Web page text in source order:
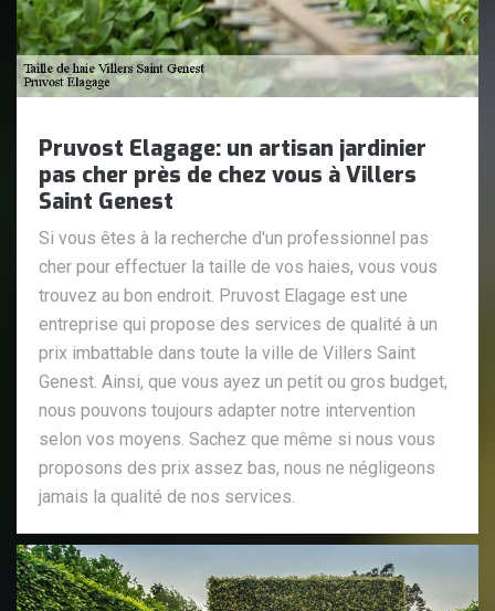
Pruvost Elagage: un artisan jardinier
pas cher près de chez vous à Villers
Saint Genest
Si vous êtes à la recherche d'un professionnel pas
cher pour effectuer la taille de vos haies, vous vous
trouvez au bon endroit. Pruvost Elagage est une
entreprise qui propose des services de qualité à un
prix imbattable dans toute la ville de Villers Saint
Genest. Ainsi, que vous ayez un petit ou gros budget,
nous pouvons toujours adapter notre intervention
selon vos moyens. Sachez que même si nous vous
proposons des prix assez bas, nous ne négligeons
jamais la qualité de nos services.